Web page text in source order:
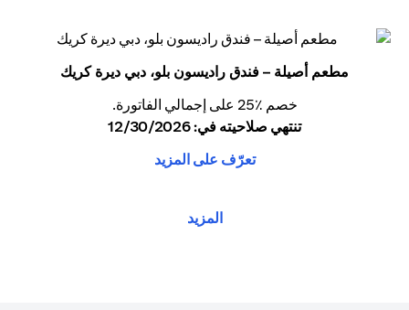
مطعم أصيلة – فندق راديسون بلو، دبي ديرة كريك
خصم ٪25 على إجمالي الفاتورة.
تنتهي صلاحيته في: 12/30/2026
تعرّف على المزيد
المزيد